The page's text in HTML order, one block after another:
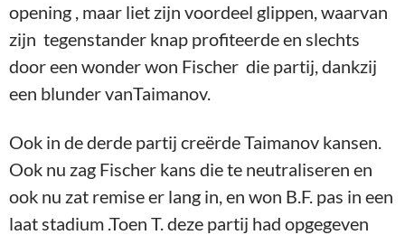
opening , maar liet zijn voordeel glippen, waarvan
zijn tegenstander knap profiteerde en slechts
door een wonder won Fischer die partij, dankzij
een blunder vanTaimanov.
Ook in de derde partij creërde Taimanov kansen.
Ook nu zag Fischer kans die te neutraliseren en
ook nu zat remise er lang in, en won B.F. pas in een
laat stadium .Toen T. deze partij had opgegeven